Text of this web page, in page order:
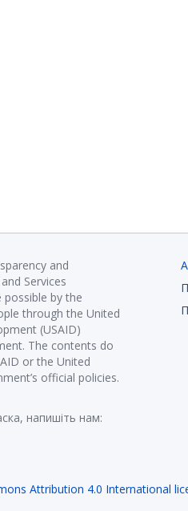
and
Services
possible by the
through the United
(USAID)
The contents do
or the United
official policies.
напишіть нам:
Attribution 4.0 International